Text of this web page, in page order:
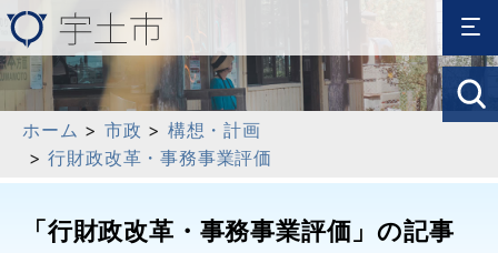
ホーム > 市政 > 構想・計画
>行財政改革・事務事業評価
「行財政改革・事務事業評価」の記事